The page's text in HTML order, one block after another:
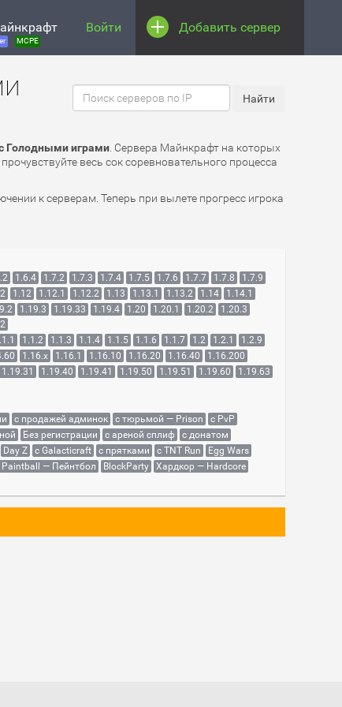
MCPE
Войти Добавить сервер
Голодными играми . Сервера Майнкрафт на которых
весь сок соревновательного процесса
к серверам. Теперь при вылете прогресс игрока
1.6.4 1.7.2 1.7.3 1.7.4 1.7.5 1.7.6 1.7.7 1.7.8
1.7.9
1.12 1.12.1 1.12.2 1.13 1.13.1 1.13.2 1.14
1.14.1
1.19.3 1.19.33 1.19.4 1.20 1.20.1 1.20.2
1.20.3
1.1.2 1.1.3 1.1.4 1.1.5 1.1.6 1.1.7 1.2 1.2.1
1.2.9
1.16.x 1.16.1 1.16.10 1.16.20 1.16.40
1.16.200
1.19.31 1.19.40 1.19.41 1.19.50 1.19.51 1.19.60
1.19.63
с продажей админок с тюрьмой — Prison
с PvP
Без регистрации с ареной сплиф
с донатом
Day Z с Galacticraft с прятками с TNT Run
Egg Wars
Paintball — Пейнтбол BlockParty
Хардкор — Hardcore